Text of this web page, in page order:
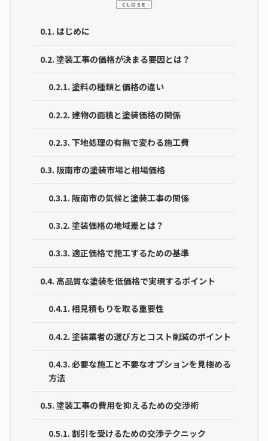
CLOSE
0.1. はじめに
0.2. 塗装工事の価格が決まる要因とは？
0.2.1. 塗料の種類と価格の違い
0.2.2. 建物の面積と塗装価格の関係
0.2.3. 下地処理の有無で変わる施工費
0.3. 阪南市の塗装市場と相場価格
0.3.1. 阪南市の気候と塗装工事の関係
0.3.2. 塗装価格の地域差とは？
0.3.3. 適正価格で施工するための基準
0.4. 高品質な塗装を低価格で実現するポイント
0.4.1. 相見積もりを取る重要性
0.4.2. 塗装業者の選び方とコスト削減のポイント
0.4.3. 必要な施工と不要なオプションを見極める
方法
0.5. 塗装工事の費用を抑えるための交渉術
0.5.1. 割引を受けるための交渉テクニック